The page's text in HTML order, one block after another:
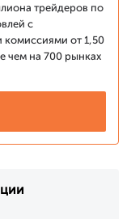
трейдеров по
с
от 1,50
чем на 700 рынках